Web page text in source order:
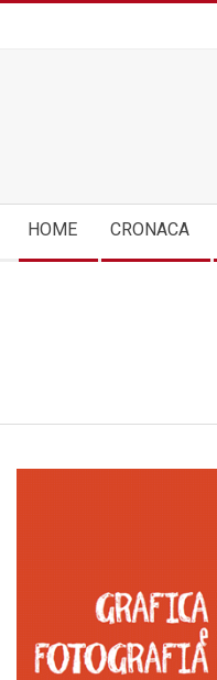
Navigation
Menu
HOME CRONACA